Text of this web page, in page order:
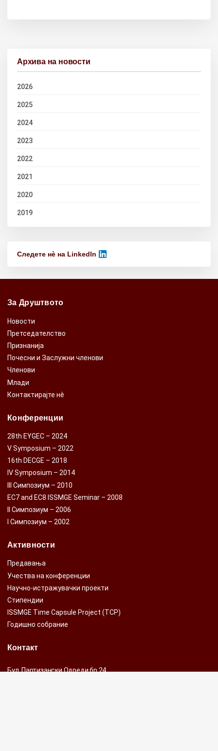
Архива на новости
2026
2025
2024
2023
2022
2021
2020
2019
Следете нѐ на LinkedIn
За Друштвото
Новости
Претседателство
Признанија
Почесни и Заслужни членови
Членови
Млади
Контактирајте нè
Конференции
28th EYGEC – 2024
V Symposium – 2022
16th DECGE – 2018
IV Symposium – 2014
III Симпозиум – 2010
EC7 and EC8 ISSMGE Seminar – 2008
II Симпозиум – 2006
I Симпозиум – 2002
Активности
Предавања
Учества на конференции
Научно-истражувачки проекти
Стипендии
ISSMGE Time Capsule Project (TCP)
Годишно собрание
Контакт
Бул. Партизански Одреди бр.24,